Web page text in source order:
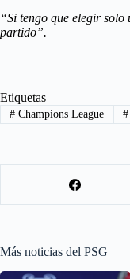
“Si tengo que elegir
partido”.
Etiquetas
#Champions League #
Más noticias del PSG